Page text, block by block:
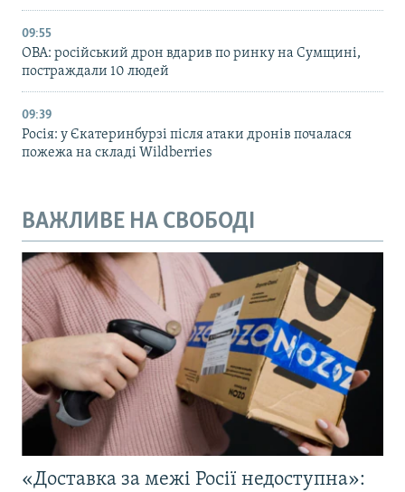
09:55
ОВА: російський дрон вдарив по ринку на Сумщині,
постраждали 10 людей
09:39
Росія: у Єкатеринбурзі після атаки дронів почалася
пожежа на складі Wildberries
ВАЖЛИВЕ НА СВОБОДІ
«Доставка за межі Росії недоступна»: